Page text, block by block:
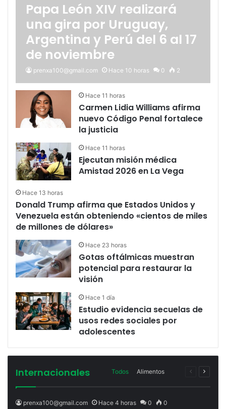
Papa León XIV realizará
una gira por Uruguay,
Argentina y Perú del 6 al 17
de noviembre
prenxa100@gmail.com Hace 10 horas 0 2
Hace 11 horas
Carmen Lidia Williams afirma
nuevo Código Penal fortalece
la justicia
Hace 11 horas
Ejecutan misión médica
Amistad 2026 en La Vega
Hace 13 horas
Donald Trump afirma que Estados Unidos y
Venezuela están obteniendo «cientos de miles
de millones de dólares»
Hace 23 horas
Gotas oftálmicas muestran
potencial para restaurar la
visión
Hace 1 día
Estudio evidencia secuelas de
usos redes sociales por
adolescentes
Internacionales Todos Alimentos
PáginaPágina
prenxa100@gmail.com Hace 4 horas 0 0